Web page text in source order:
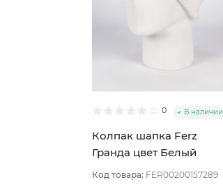
0 В наличии
Колпак шапка Ferz
Гранда цвет Белый
Код товара: FER00200157289